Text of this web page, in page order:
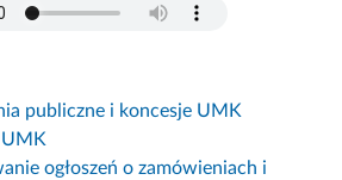
publiczne i koncesje UMK
UMK
ogłoszeń o zamówieniach i